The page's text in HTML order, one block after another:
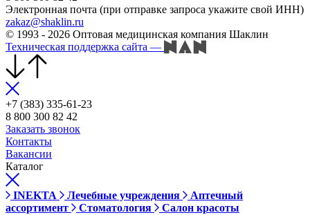
Электронная почта (при отправке запроса укажите свой ИНН)
zakaz@shaklin.ru
© 1993 - 2026 Оптовая медицинская компания Шаклин
Техническая поддержка сайта —
+7 (383) 335-61-23
8 800 300 82 42
Заказать звонок
Контакты
Вакансии
Каталог
INEKTA Лечебные учреждения
Аптечный
ассортимент
Стоматология Салон красоты